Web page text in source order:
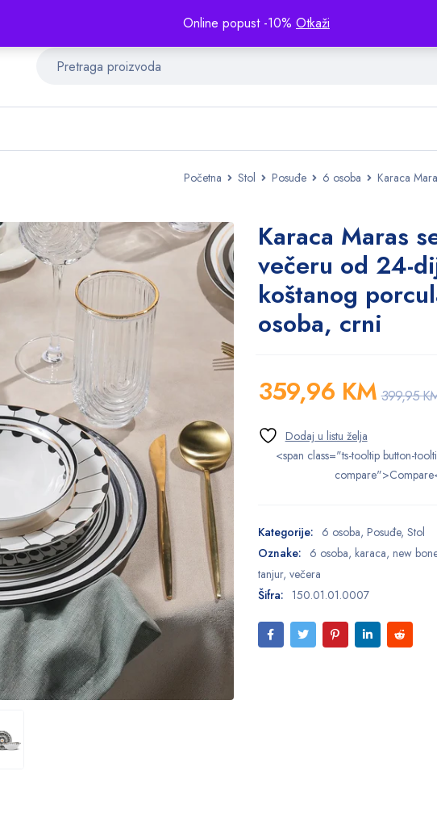
Online popust -10% Otkaži
Početna Stol Posuđe 6 osoba Karaca
Karaca Maras
večeru od 24-
koštanog
osoba, crni
399,95
359,96 KM
<span class="ts-tooltip button-
Kategorije: 6 osoba, Posuđe, Stol
Oznake: 6 osoba, karaca, new bone
tanjur, večera
Šifra: 150.01.01.0007